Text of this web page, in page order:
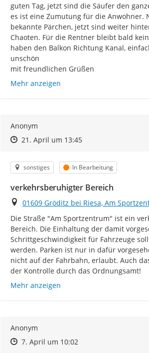
guten Tag, jetzt sind die Säufer den
es ist eine Zumutung für die Anwohner.
bekannte Pärchen, jetzt sind weiter
Chaoten. Für die Rentner bleibt bald
haben den Balkon Richtung Kanal,
unschön
mit freundlichen Grüßen
Mehr anzeigen
Anonym
Zeitpunkt des Erstellens
Zeitpunkt des Erstellens
21. April um 13:45Zur Äußerung
Kategorie
sonstiges Status
In Bearbeitung
verkehrsberuhigter Bereich
Ort
01609 Gröditz bei Riesa, Am
Die Straße "Am Sportzentrum" ist ein
Bereich. Die Einhaltung der damit
Schrittgeschwindigkeit für Fahrzeuge
werden. Parken ist nur in dafür
nicht auf der Fahrbahn, erlaubt. Auch
der Kontrolle durch das Ordnungsamt!
Mehr anzeigen
Anonym
Zeitpunkt des Erstellens
Zeitpunkt des Erstellens
7. April um 10:02Zur Äußerung